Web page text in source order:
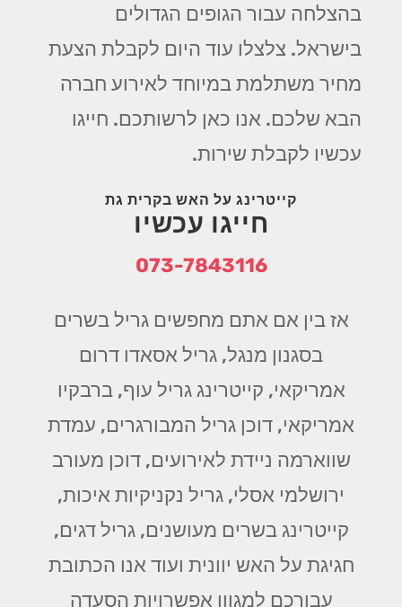
בהצלחה עבור הגופים הגדולים
בישראל. צלצלו עוד היום לקבלת הצעת
מחיר משתלמת במיוחד לאירוע חברה
הבא שלכם. אנו כאן לרשותכם. חייגו
עכשיו לקבלת שירות.
קייטרינג על האש בקרית גת
חייגו עכשיו
073-7843116
אז בין אם אתם מחפשים גריל בשרים
בסגנון מנגל, גריל אסאדו דרום
אמריקאי, קייטרינג גריל עוף, ברבקיו
אמריקאי, דוכן גריל המבורגרים, עמדת
שווארמה ניידת לאירועים, דוכן מעורב
ירושלמי אסלי, גריל נקניקיות איכות,
קייטרינג בשרים מעושנים, גריל דגים,
חגיגת על האש יוונית ועוד אנו הכתובת
עבורכם למגוון אפשרויות הסעדה